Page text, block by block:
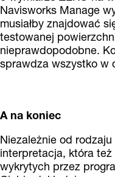
Navisworks Manage
musiałby znajdować
testowanej
nieprawdopodobne.
sprawdza wszystko w
A na koniec
Niezależnie od
interpretacja, która
wykrytych przez